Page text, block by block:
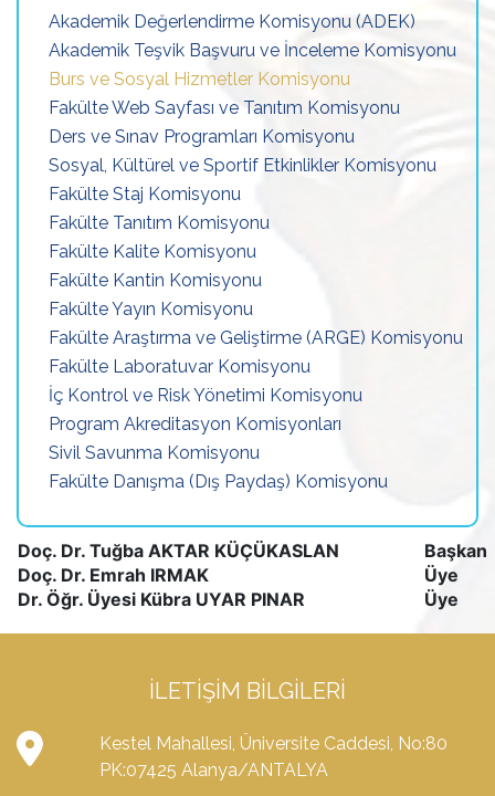
Akademik Değerlendirme Komisyonu (ADEK)
Akademik Teşvik Başvuru ve İnceleme Komisyonu
Burs ve Sosyal Hizmetler Komisyonu
Fakülte Web Sayfası ve Tanıtım Komisyonu
Ders ve Sınav Programları Komisyonu
Sosyal, Kültürel ve Sportif Etkinlikler Komisyonu
Fakülte Staj Komisyonu
Fakülte Tanıtım Komisyonu
Fakülte Kalite Komisyonu
Fakülte Kantin Komisyonu
Fakülte Yayın Komisyonu
Fakülte Araştırma ve Geliştirme (ARGE) Komisyonu
Fakülte Laboratuvar Komisyonu
İç Kontrol ve Risk Yönetimi Komisyonu
Program Akreditasyon Komisyonları
Sivil Savunma Komisyonu
Fakülte Danışma (Dış Paydaş) Komisyonu
Doç. Dr. Tuğba AKTAR KÜÇÜKASLAN
Başkan
Doç. Dr. Emrah IRMAK
Üye
Dr. Öğr. Üyesi Kübra UYAR PINAR
Üye
İLETIŞIM BILGILERI
Kestel Mahallesi, Üniversite Caddesi, No:80
PK:07425 Alanya/ANTALYA